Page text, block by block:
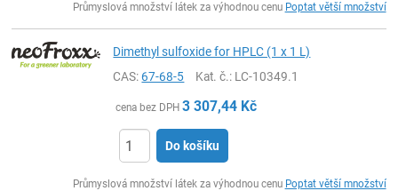
Průmyslová množství látek za výhodnou cenu Poptat větší množství
Dimethyl sulfoxide for HPLC (1 x 1 L)
CAS:67-68-5 Kat. č.: LC-10349.1
cena bez DPH 3 307,44 Kč
Do košíku
Průmyslová množství látek za výhodnou cenu Poptat větší množství